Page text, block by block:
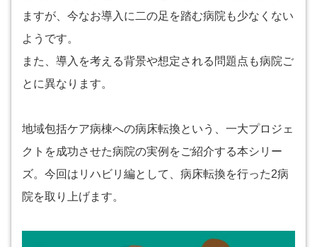
ますが、今なお導入に二の足を踏む病院も少なくない
ようです。
また、導入を考える背景や想定される問題点も病院ご
とに異なります。
地域包括ケア病棟への病床転換という、一大プロジェ
クトを成功させた病院の実例をご紹介する本シリー
ズ。今回はリハビリ編として、病床転換を行った2病
院を取り上げます。